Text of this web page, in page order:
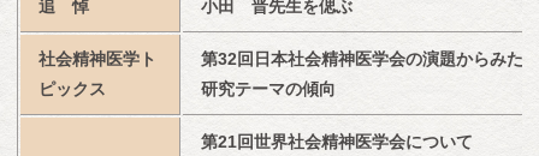
追　悼 小田　晋先生を偲ぶ
社会精神医学ト
ピックス
第32回日本社会精神医学会の演題からみた
研究テーマの傾向
第21回世界社会精神医学会について